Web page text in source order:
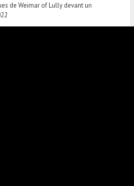
de Weimar of Lully devant un